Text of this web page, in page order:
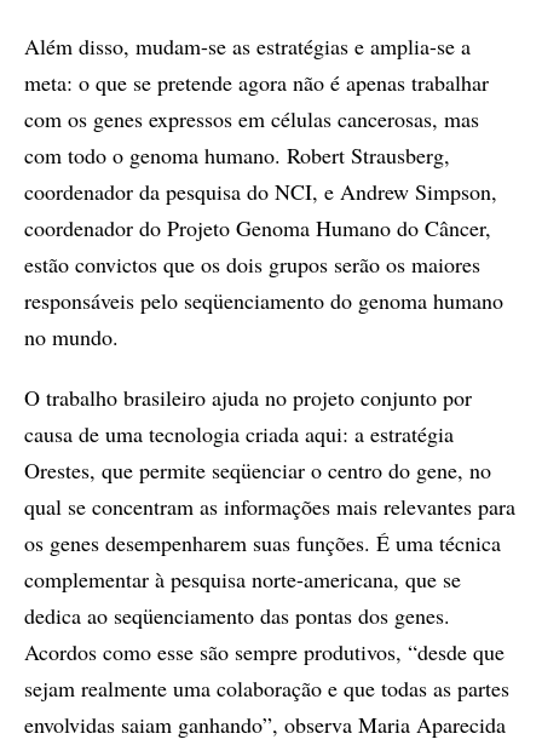
Além disso, mudam-se as estratégias e amplia-se a
meta: o que se pretende agora não é apenas trabalhar
com os genes expressos em células cancerosas, mas
com todo o genoma humano. Robert Strausberg,
coordenador da pesquisa do NCI, e Andrew Simpson,
coordenador do Projeto Genoma Humano do Câncer,
estão convictos que os dois grupos serão os maiores
responsáveis pelo seqüenciamento do genoma humano
no mundo.
O trabalho brasileiro ajuda no projeto conjunto por
causa de uma tecnologia criada aqui: a estratégia
Orestes, que permite seqüenciar o centro do gene, no
qual se concentram as informações mais relevantes para
os genes desempenharem suas funções. É uma técnica
complementar à pesquisa norte-americana, que se
dedica ao seqüenciamento das pontas dos genes.
Acordos como esse são sempre produtivos, “desde que
sejam realmente uma colaboração e que todas as partes
envolvidas saiam ganhando”, observa Maria Aparecida